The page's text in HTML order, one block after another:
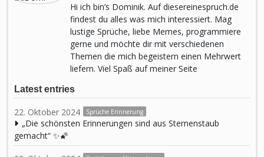
Hi ich bin’s Dominik. Auf diesereinespruch.de
findest du alles was mich interessiert. Mag
lustige Sprüche, liebe Memes, programmiere
gerne und möchte dir mit verschiedenen
Themen die mich begeistern einen Mehrwert
liefern. Viel Spaß auf meiner Seite
Latest entries
22. Oktober 2024 Sprüche Erinnerung
„Die schönsten Erinnerungen sind aus Sternenstaub
gemacht“ ✨🌠